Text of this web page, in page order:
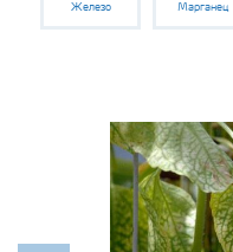
Железо Марганец